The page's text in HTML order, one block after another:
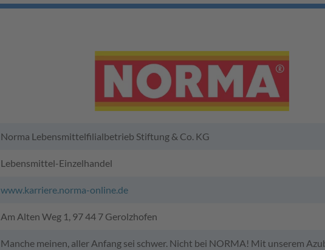
Norma Lebensmittelfilialbetrieb Stiftung & Co. KG
Lebensmittel-Einzelhandel
www.karriere.norma-online.de
Am Alten Weg 1, 97 44 7 Gerolzhofen
Manche meinen, aller Anfang sei schwer. Nicht bei NORMA! Mit unserem